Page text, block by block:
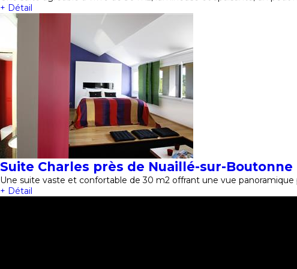
+ Détail
Suite Charles près de Nuaillé-sur-Boutonne
Une suite vaste et confortable de 30 m2 offrant une vue panoramique
+ Détail